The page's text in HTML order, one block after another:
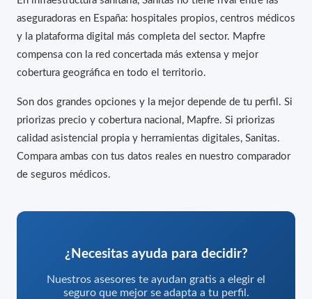
aseguradoras en España: hospitales propios, centros médicos
y la plataforma digital más completa del sector. Mapfre
compensa con la red concertada más extensa y mejor
cobertura geográfica en todo el territorio.
Son dos grandes opciones y la mejor depende de tu perfil. Si
priorizas precio y cobertura nacional, Mapfre. Si priorizas
calidad asistencial propia y herramientas digitales, Sanitas.
Compara ambas con tus datos reales en nuestro comparador
de seguros médicos
¿Necesitas ayuda para decidir?
Nuestros asesores te ayudan gratis a elegir el
seguro que mejor se adapta a tu perfil.